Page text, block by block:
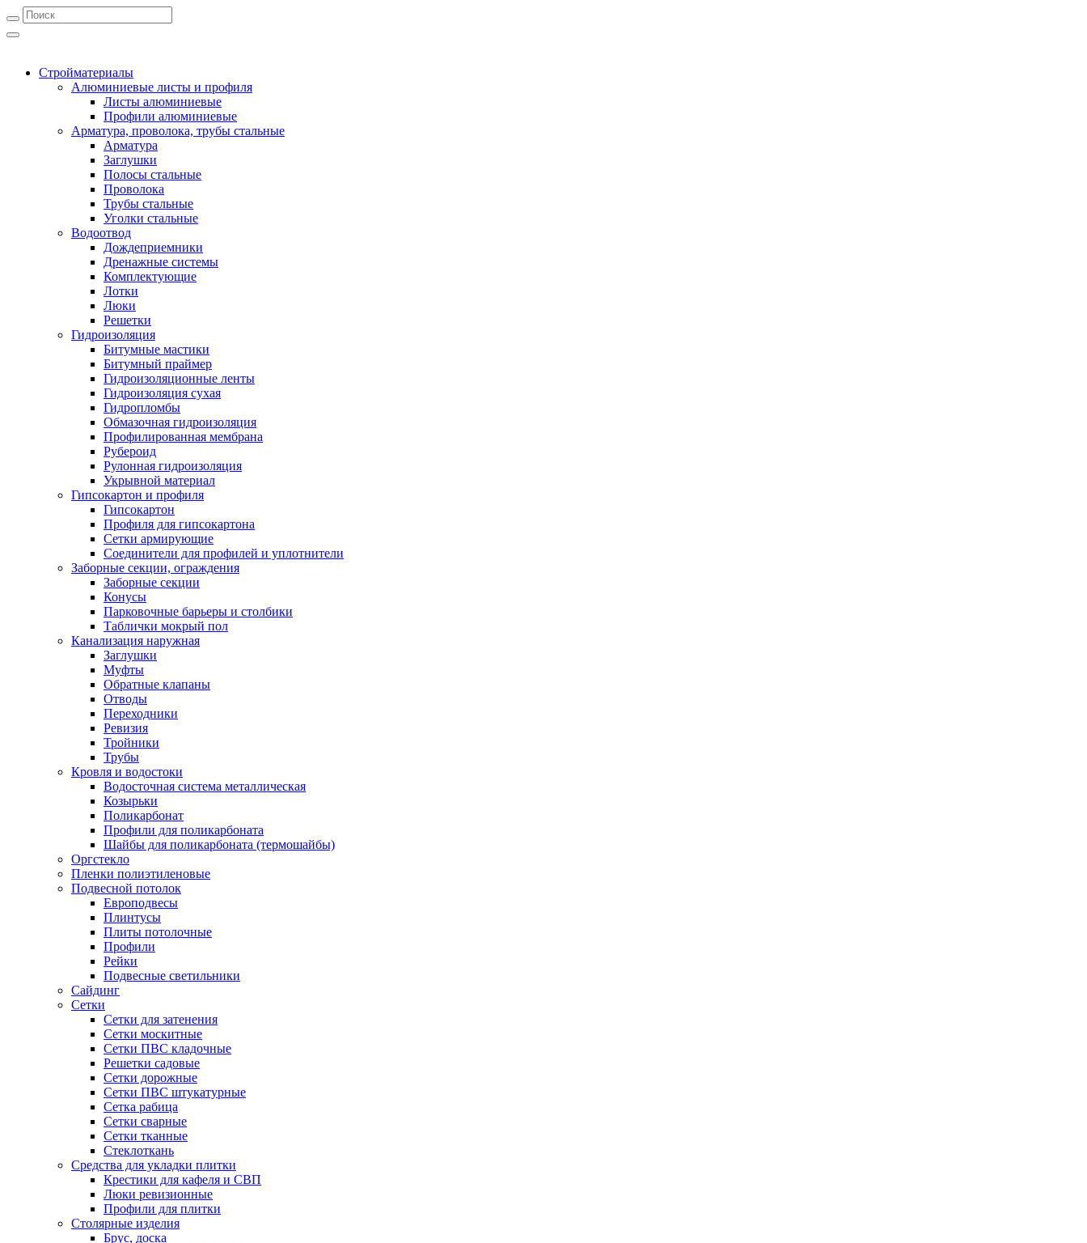
Стройматериалы
Алюминиевые листы и профиля
Листы алюминиевые
Профили алюминиевые
Арматура, проволока, трубы стальные
Арматура
Заглушки
Полосы стальные
Проволока
Трубы стальные
Уголки стальные
Водоотвод
Дождеприемники
Дренажные системы
Комплектующие
Лотки
Люки
Решетки
Гидроизоляция
Битумные мастики
Битумный праймер
Гидроизоляционные ленты
Гидроизоляция сухая
Гидропломбы
Обмазочная гидроизоляция
Профилированная мембрана
Рубероид
Рулонная гидроизоляция
Укрывной материал
Гипсокартон и профиля
Гипсокартон
Профиля для гипсокартона
Сетки армирующие
Соединители для профилей и уплотнители
Заборные секции, ограждения
Заборные секции
Конусы
Парковочные барьеры и столбики
Таблички мокрый пол
Канализация наружная
Заглушки
Муфты
Обратные клапаны
Отводы
Переходники
Ревизия
Тройники
Трубы
Кровля и водостоки
Водосточная система металлическая
Козырьки
Поликарбонат
Профили для поликарбоната
Шайбы для поликарбоната (термошайбы)
Оргстекло
Пленки полиэтиленовые
Подвесной потолок
Европодвесы
Плинтусы
Плиты потолочные
Профили
Рейки
Подвесные светильники
Сайдинг
Сетки
Сетки для затенения
Сетки москитные
Сетки ПВС кладочные
Решетки садовые
Сетки дорожные
Сетки ПВС штукатурные
Сетка рабица
Сетки сварные
Сетки тканные
Стеклоткань
Средства для укладки плитки
Крестики для кафеля и СВП
Люки ревизионные
Профили для плитки
Столярные изделия
Брус, доска